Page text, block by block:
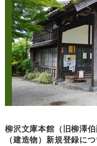
柳沢文庫本館（旧柳澤
（建造物）新規登録に